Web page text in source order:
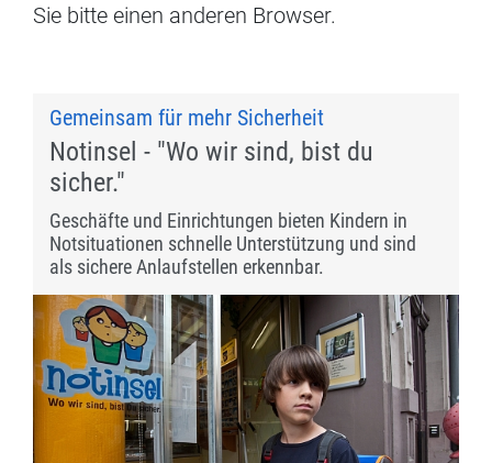
Sie bitte einen anderen Browser.
Gemeinsam für mehr Sicherheit
Notinsel - "Wo wir sind, bist du
sicher."
Geschäfte und Einrichtungen bieten Kindern in
Notsituationen schnelle Unterstützung und sind
als sichere Anlaufstellen erkennbar.